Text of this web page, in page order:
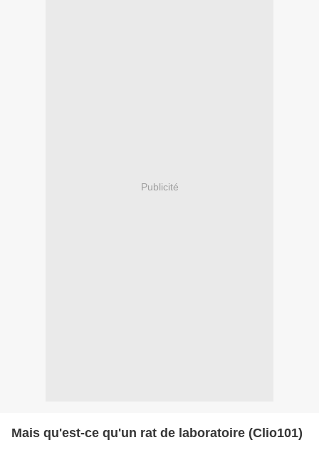
Publicité
Mais qu'est-ce qu'un rat de laboratoire (Clio101)